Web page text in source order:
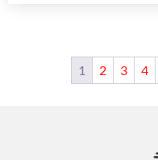
1 2 3 4